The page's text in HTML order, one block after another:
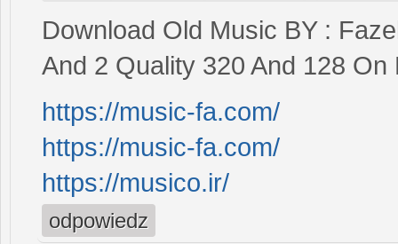
Download Old Music BY :
And 2 Quality 320 And 128 On
https://music-fa.com/
https://music-fa.com/
https://musico.ir/
odpowiedz